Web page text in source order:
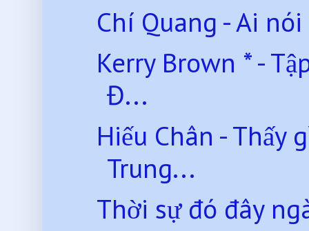
Chí Quang - Ai
Kerry Brown * -
Đ...
Hiếu Chân - Thấy
Trung...
Thời sự đó đây